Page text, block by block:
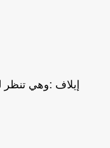
إيلاف :وهي تنظر